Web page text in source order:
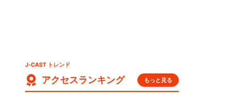
J-CAST トレンド
アクセスランキング もっと見る